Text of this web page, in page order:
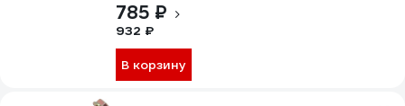
785 ₽
932 ₽
В корзину